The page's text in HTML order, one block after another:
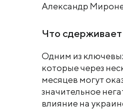
Александр
Что
Одним из
которые через
месяцев могут
значительное
влияние на